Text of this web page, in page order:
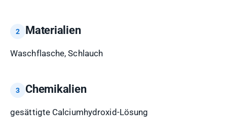
Materialien
Waschflasche, Schlauch
Chemikalien
gesättigte Calciumhydroxid-Lösung